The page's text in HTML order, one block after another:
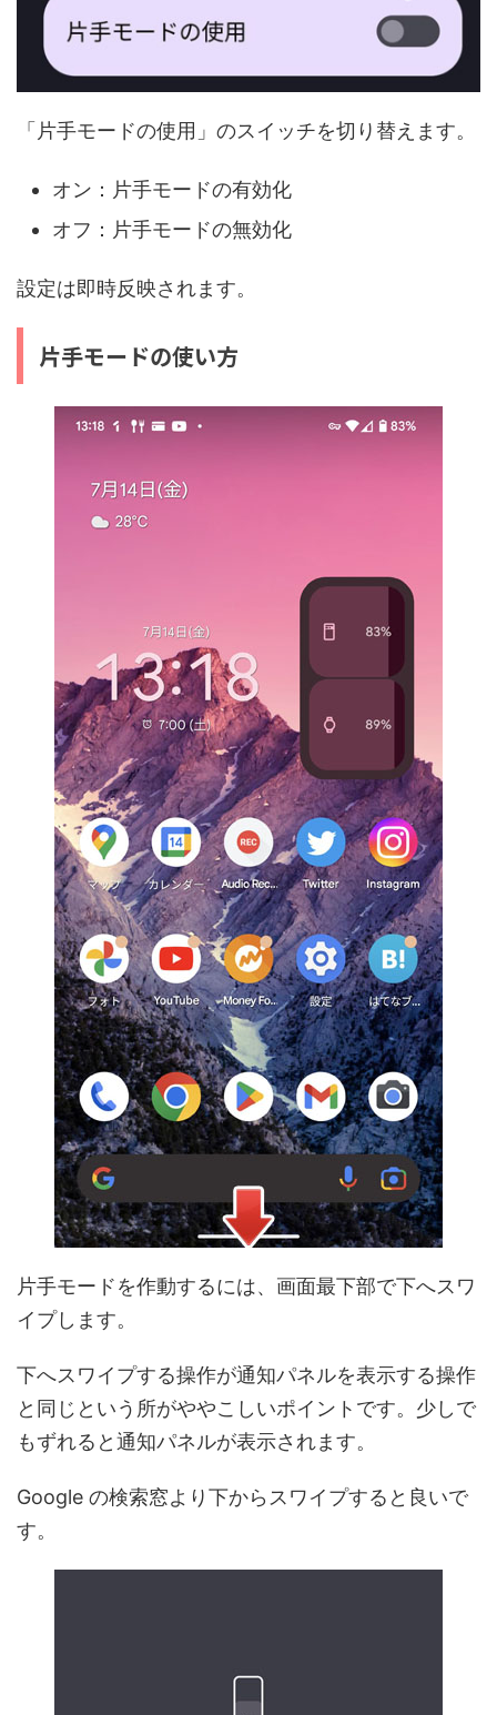
「片手モードの使用」のスイッチを切り替えます。
オン：片手モードの有効化
オフ：片手モードの無効化
設定は即時反映されます。
片手モードの使い方
片手モードを作動するには、画面最下部で下へスワ
イプします。
下へスワイプする操作が通知パネルを表示する操作
と同じという所がややこしいポイントです。少しで
もずれると通知パネルが表示されます。
Google の検索窓より下からスワイプすると良いで
す。